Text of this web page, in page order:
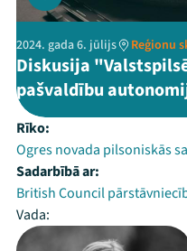
2024. gada 6. jūlijs Reģionu
Diskusija
pašvaldību
Rīko:
Ogres novada pilsoniskās
Sadarbībā ar:
British Council
Vada: